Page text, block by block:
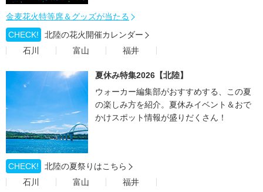
金麦花火特等席＆グッズが当たる
CHECK!
北陸の花火開催カレンダー
石川
富山 福井
夏休み特集2026【北陸】
ウォーカー編集部がおすすめする、この夏
の楽しみ方を紹介。夏休みイベント＆おで
かけスポット情報が盛りだくさん！
CHECK!
北陸の夏祭りはこちら
石川
富山 福井